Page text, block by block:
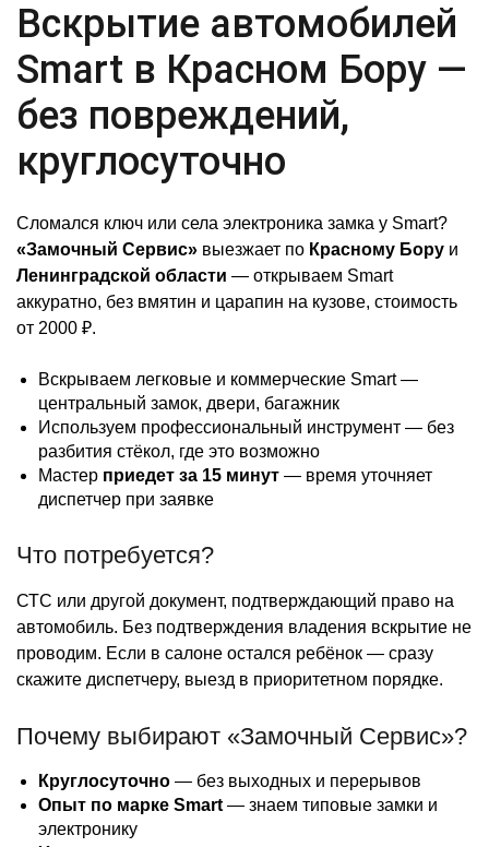
Вскрытие автомобилей
Smart в Красном Бору —
без повреждений,
круглосуточно
Сломался ключ или села электроника замка у Smart?
«Замочный Сервис» выезжает по Красному Бору и
Ленинградской области — открываем Smart
аккуратно, без вмятин и царапин на кузове, стоимость
от 2000 ₽.
Вскрываем легковые и коммерческие Smart —
центральный замок, двери, багажник
Используем профессиональный инструмент — без
разбития стёкол, где это возможно
Мастер приедет за 15 минут — время уточняет
диспетчер при заявке
Что потребуется?
СТС или другой документ, подтверждающий право на
автомобиль. Без подтверждения владения вскрытие не
проводим. Если в салоне остался ребёнок — сразу
скажите диспетчеру, выезд в приоритетном порядке.
Почему выбирают «Замочный Сервис»?
Круглосуточно — без выходных и перерывов
Опыт по марке Smart — знаем типовые замки и
электронику